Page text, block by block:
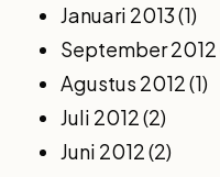
Januari 2013(1)
September 2012
Agustus 2012(1)
Juli 2012(2)
Juni 2012(2)